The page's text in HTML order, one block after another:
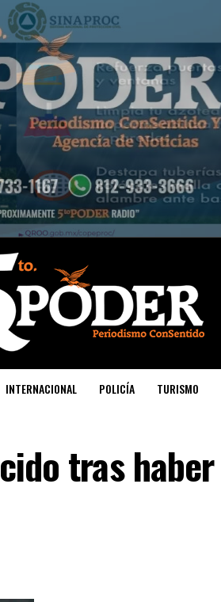
INTERNACIONAL POLICÍA TURISMO
tras haber